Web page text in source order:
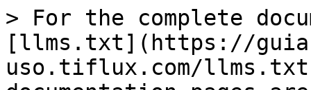
> For the complete
[llms.txt](https://
uso.tiflux.com/